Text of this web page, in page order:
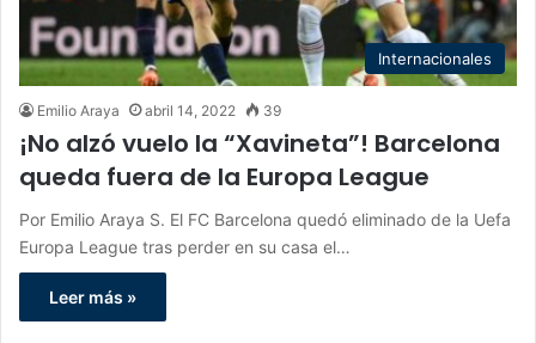
Internacionales
Emilio Araya abril 14, 2022 39
¡No alzó vuelo la “Xavineta”! Barcelona
queda fuera de la Europa League
Por Emilio Araya S. El FC Barcelona quedó eliminado de la Uefa
Europa League tras perder en su casa el…
Leer más »